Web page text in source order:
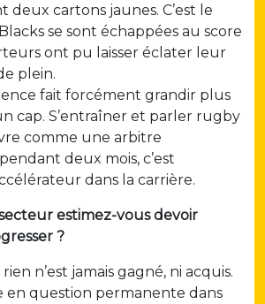
cartons jaunes. C’est le
se sont échappées au score
ont pu laisser éclater leur
plein.
fait forcément grandir plus
cap. S’entraîner et parler rugby
comme une arbitre
deux mois, c’est
dans la carrière.
estimez-vous devoir
?
n’est jamais gagné, ni acquis.
en question permanente dans